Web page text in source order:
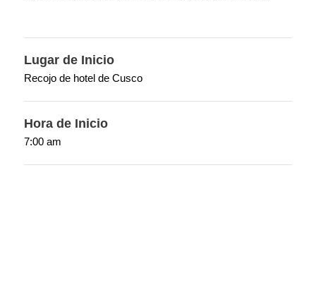
Lugar de Inicio
Recojo de hotel de Cusco
Hora de Inicio
7:00 am